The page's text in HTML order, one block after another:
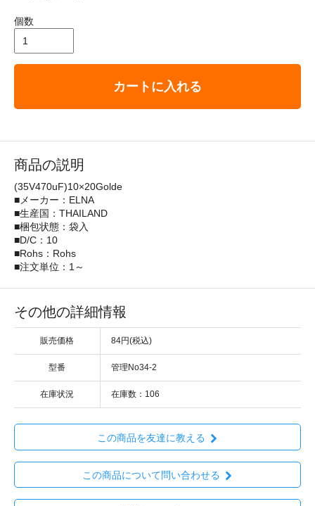
個数
カートに入れる
商品の説明
(35V470uF)10×20Golde
■メーカー：ELNA
■生産国：THAILAND
■梱包状態：袋入
■D/C：10
■Rohs：Rohs
■注文単位：1～
その他の詳細情報
販売価格 84円(税込)
型番 管理No34-2
在庫状況 在庫数：106
この商品を友達に教える
この商品について問い合わせる